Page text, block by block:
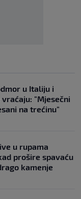
u Italiju i
"Mjesečni
na trećinu"
u rupama
prošire spavaću
kamenje